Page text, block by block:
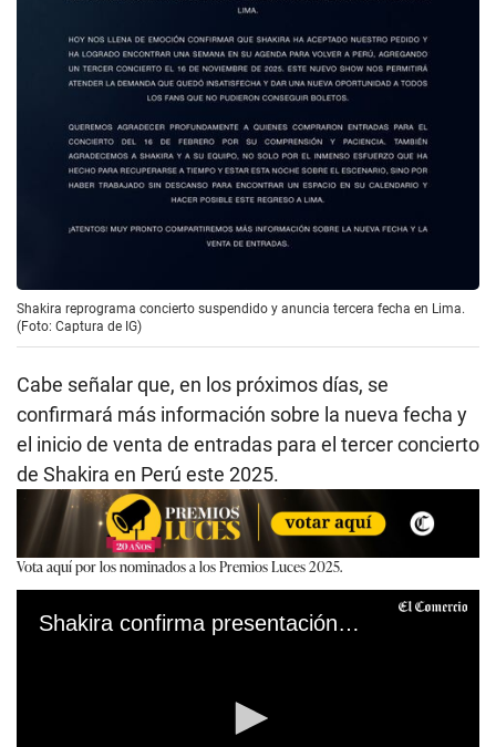
Shakira reprograma concierto suspendido y anuncia tercera fecha en Lima.
(Foto: Captura de IG)
Cabe señalar que, en los próximos días, se
confirmará más información sobre la nueva fecha y
el inicio de venta de entradas para el tercer concierto
de Shakira en Perú este 2025.
Vota aquí por los nominados a los Premios Luces 2025.
Shakira confirma presentación en estadio Nacional